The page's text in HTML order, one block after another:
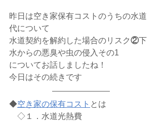
昨日は空き家保有コストのうちの水道
代について
水道契約を解約した場合のリスク②下
水からの悪臭や虫の侵入その1
についてお話しましたね！
今日はその続きです
◆空き家の保有コスト とは
◇１．水道光熱費